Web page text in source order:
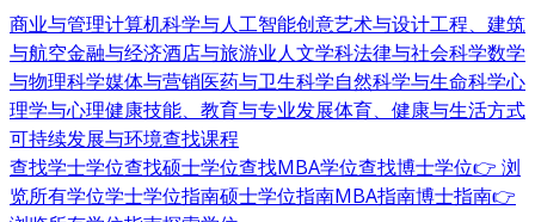
商业与管理计算机科学与人工智能创意艺术与设计工程、建筑
与航空金融与经济酒店与旅游业人文学科法律与社会科学数学
与物理科学媒体与营销医药与卫生科学自然科学与生命科学心
理学与心理健康技能、教育与专业发展体育、健康与生活方式
可持续发展与环境查找课程
查找学士学位查找硕士学位查找MBA学位查找博士学位👉 浏
览所有学位学士学位指南硕士学位指南MBA指南博士指南👉